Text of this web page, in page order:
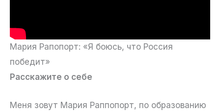
Мария Рапопорт: «Я боюсь, что Россия
победит»
Расскажите о себе
Меня зовут Мария Раппопорт, по образованию